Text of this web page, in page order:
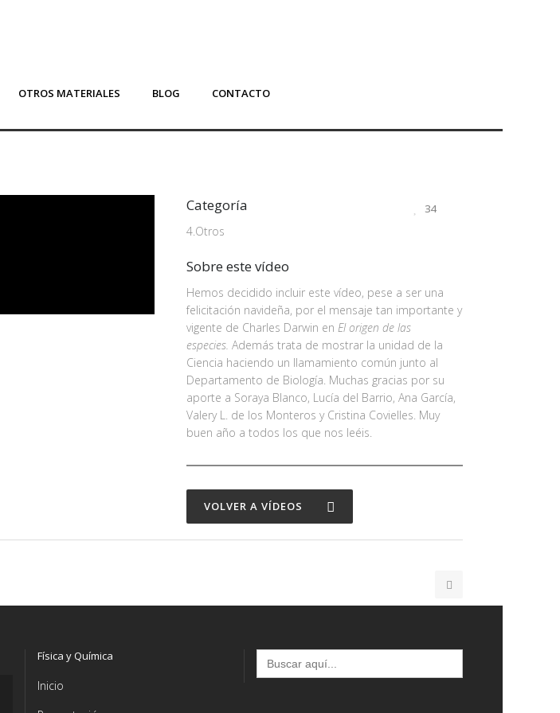
OTROS MATERIALES BLOG CONTACTO
Categoría
4.Otros
Sobre este vídeo
Hemos decidido incluir este vídeo, pese a ser una
felicitación navideña, por el mensaje tan importante y
vigente de Charles Darwin enEl origen de las
especies.Además trata de mostrar la unidad de la
Ciencia haciendo un llamamiento común junto al
Departamento de Biología. Muchas gracias por su
aporte a Soraya Blanco, Lucía del Barrio, Ana García,
Valery L. de los Monteros y Cristina Covielles. Muy
buen año a todos los que nos leéis.
VOLVER A VÍDEOS
34
Física y Química
Inicio
Buscar: